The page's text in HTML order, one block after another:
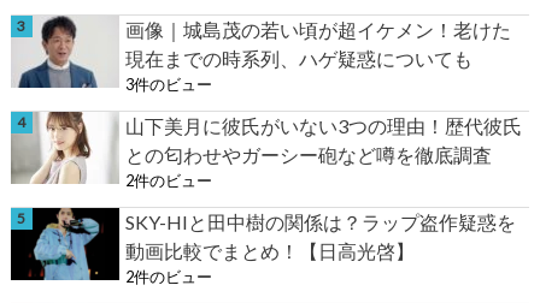
画像｜城島茂の若い頃が超イケメン！老けた
現在までの時系列、ハゲ疑惑についても
3件のビュー
山下美月に彼氏がいない3つの理由！歴代彼氏
との匂わせやガーシー砲など噂を徹底調査
2件のビュー
SKY-HIと田中樹の関係は？ラップ盗作疑惑を
動画比較でまとめ！【日高光啓】
2件のビュー